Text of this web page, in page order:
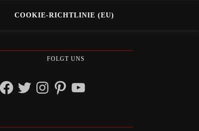
COOKIE-RICHTLINIE (EU)
FOLGT UNS
FacebookTwitterInstagramPinterestYouTube